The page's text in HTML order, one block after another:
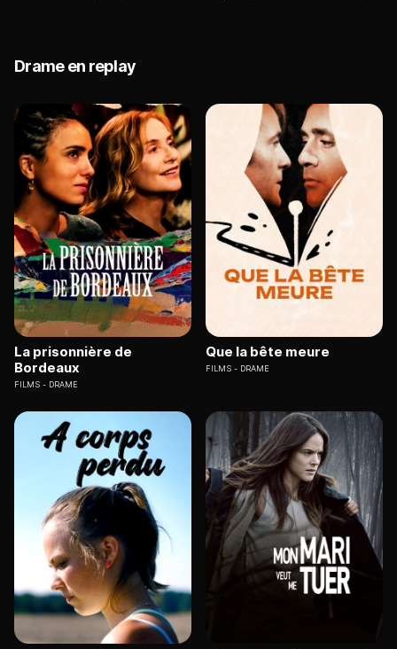
Drame en replay
La prisonnière de
Bordeaux
FILMS DRAME
Que la bête meure
FILMS DRAME